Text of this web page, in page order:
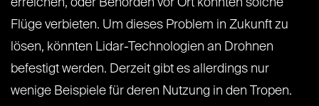
erreichen, oder Behörden vor Ort könnten solche
Flüge verbieten. Um dieses Problem in Zukunft zu
lösen, könnten Lidar-Technologien an Drohnen
befestigt werden. Derzeit gibt es allerdings nur
wenige Beispiele für deren Nutzung in den Tropen.